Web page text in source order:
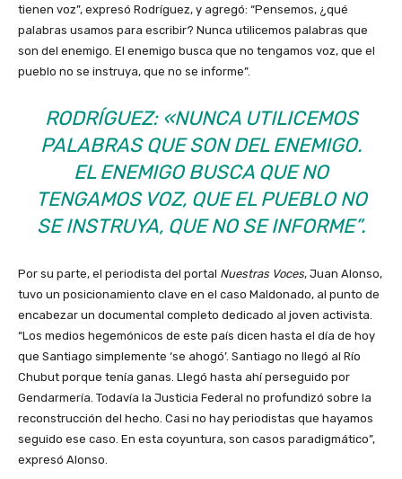
tienen voz”, expresó Rodríguez, y agregó: “Pensemos, ¿qué
palabras usamos para escribir? Nunca utilicemos palabras que
son del enemigo. El enemigo busca que no tengamos voz, que el
pueblo no se instruya, que no se informe”.
RODRÍGUEZ: «NUNCA UTILICEMOS
PALABRAS QUE SON DEL ENEMIGO.
EL ENEMIGO BUSCA QUE NO
TENGAMOS VOZ, QUE EL PUEBLO NO
SE INSTRUYA, QUE NO SE INFORME”.
Por su parte, el periodista del portal Nuestras Voces, Juan Alonso,
tuvo un posicionamiento clave en el caso Maldonado, al punto de
encabezar un documental completo dedicado al joven activista.
“Los medios hegemónicos de este país dicen hasta el día de hoy
que Santiago simplemente ‘se ahogó’. Santiago no llegó al Río
Chubut porque tenía ganas. Llegó hasta ahí perseguido por
Gendarmería. Todavía la Justicia Federal no profundizó sobre la
reconstrucción del hecho. Casi no hay periodistas que hayamos
seguido ese caso. En esta coyuntura, son casos paradigmático”,
expresó Alonso.